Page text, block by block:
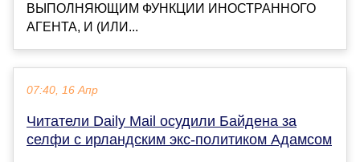
ВЫПОЛНЯЮЩИМ ФУНКЦИИ ИНОСТРАННОГО
АГЕНТА, И (ИЛИ...
07:40, 16 Апр
Читатели Daily Mail осудили Байдена за
селфи с ирландским экс-политиком Адамсом